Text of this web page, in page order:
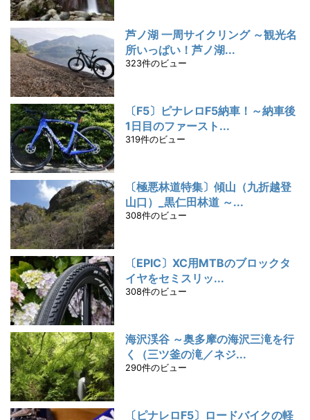
芦ノ湖 一周サイクリング ～観光名
所いっぱい！芦ノ湖...
323件のビュー
〔F5〕ピナレロF5納車！～納車後
1日目のファースト...
319件のビュー
〔極悪林道特集〕傾山（九折越登
山口）_黒仁田林道 ～...
308件のビュー
〔EPIC〕XC用MTBのブロックタ
イヤをセミスリッ...
308件のビュー
海沢渓谷 ～奥多摩の海沢三滝を行
く（三ツ釜の滝／ネジ...
290件のビュー
〔ピナレロF5〕ロードバイクの軽